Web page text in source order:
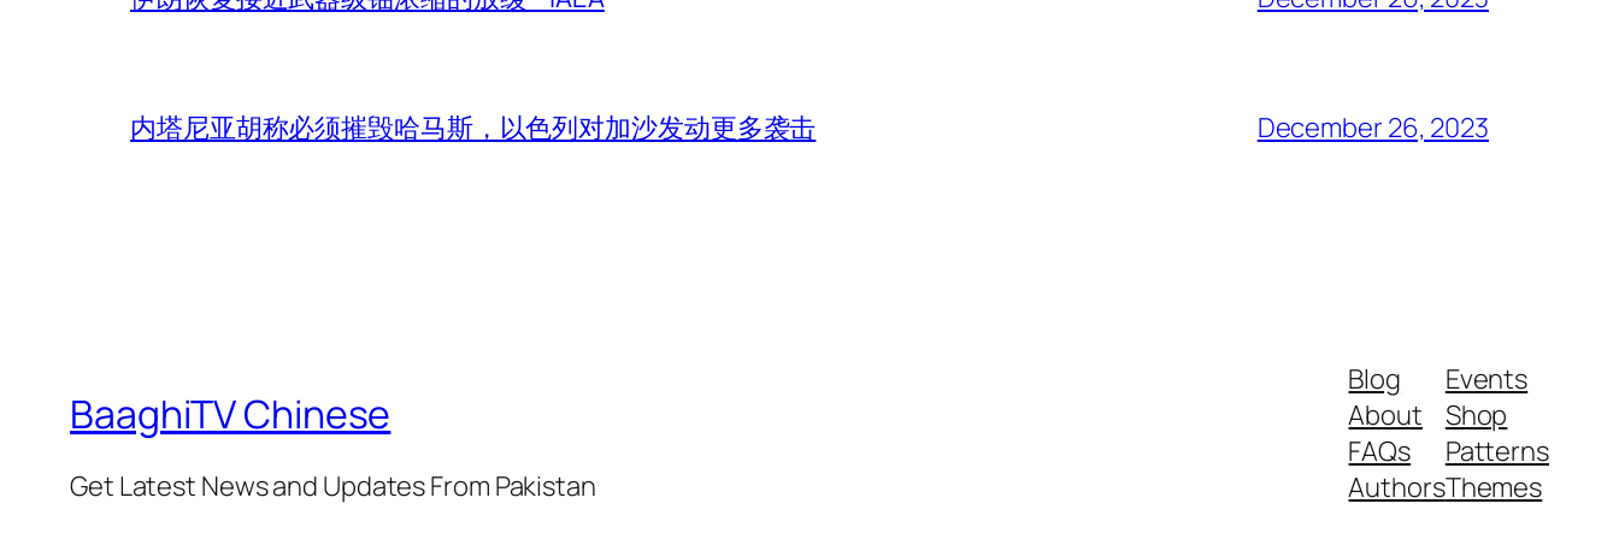
内塔尼亚胡称必须摧毁哈马斯，以色列对加沙发动更多袭击 December 26, 2023
BaaghiTV Chinese
Get Latest News and Updates From Pakistan
Blog
About
FAQs
Authors
Events
Shop
Patterns
Themes